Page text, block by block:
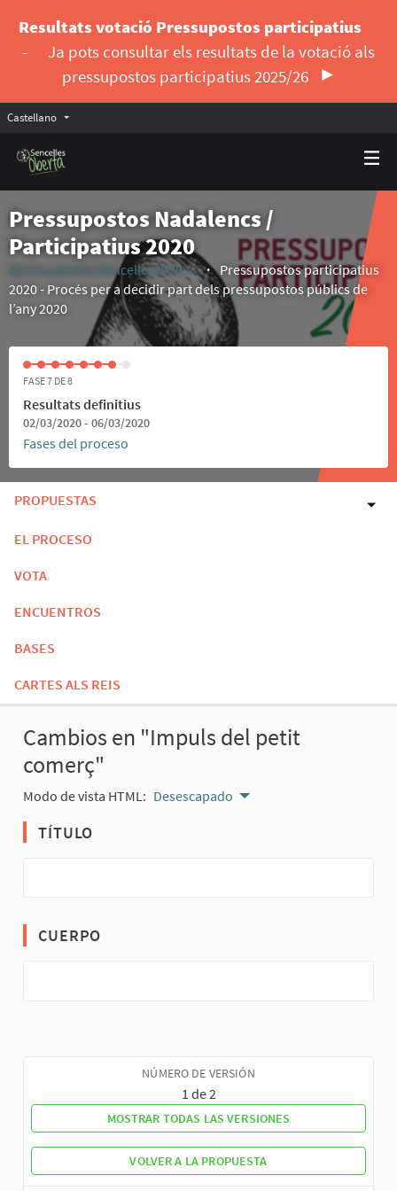
Resultats votació Pressupostos participatius
-
Ja pots consultar els resultats de la votació als
pressupostos participatius 2025/26
Castellano Triar la llengua
Pressupostos Nadalencs /
Participatius 2020
#pressupostosSencelles2020
(Enlace externo)
Pressupostos participatius
2020 - Procés per a decidir part dels pressupostos públics de
l’any 2020
FASE 7 DE 8
Resultats definitius
02/03/2020 - 06/03/2020
Fases del proceso
PROPUESTAS
EL PROCESO
VOTA
ENCUENTROS
BASES
CARTES ALS REIS
Cambios en "Impuls del petit
comerç"
Modo de vista HTML: Desescapado
TÍTULO
CUERPO
NÚMERO DE VERSIÓN
1 de 2
MOSTRAR TODAS LAS VERSIONES
VOLVER A LA PROPUESTA